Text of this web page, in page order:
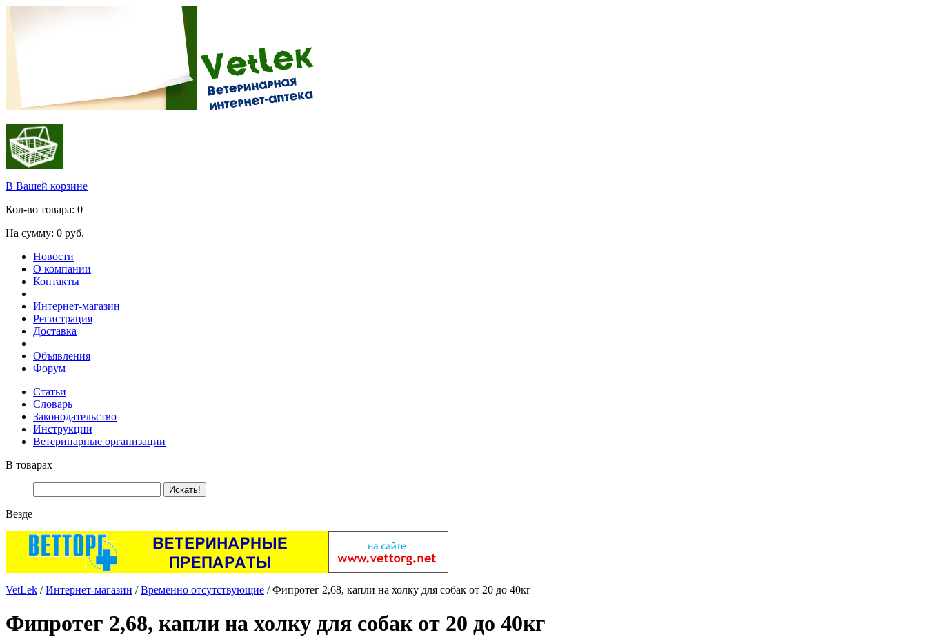
В Вашей корзине
Кол-во товара: 0
На сумму: 0 руб.
Новости
О компании
Контакты
Интернет-магазин
Регистрация
Доставка
Объявления
Форум
Статьи
Словарь
Законодательство
Инструкции
Ветеринарные организации
В товарах
Везде
VetLek /Интернет-магазин /Временно отсутствующие / Фипротег 2,68, капли на холку для собак от 20 до 40кг
Фипротег 2,68, капли на холку для собак от 20 до 40кг